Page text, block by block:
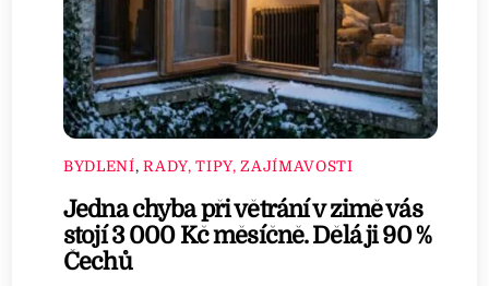
BYDLENÍ,RADY, TIPY, ZAJÍMAVOSTI
Jedna chyba při větrání v zimě vás
stojí 3 000 Kč měsíčně. Dělá ji 90 %
Čechů